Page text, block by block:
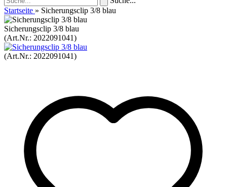
Startseite » Sicherungsclip 3/8 blau
Sicherungsclip 3/8 blau
(Art.Nr.: 2022091041)
(Art.Nr.: 2022091041)